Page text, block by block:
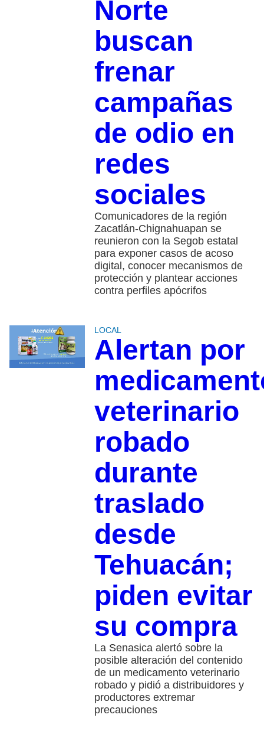
Norte
buscan
frenar
campañas
de odio en
redes
sociales
Comunicadores de la región
Zacatlán-Chignahuapan se
reunieron con la Segob estatal
para exponer casos de acoso
digital, conocer mecanismos de
protección y plantear acciones
contra perfiles apócrifos
LOCAL
Alertan por
veterinario
robado
durante
traslado
desde
Tehuacán;
piden evitar
su compra
La Senasica alertó sobre la
posible alteración del contenido
de un medicamento veterinario
robado y pidió a distribuidores y
productores extremar
precauciones